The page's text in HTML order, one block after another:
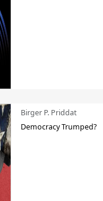
Birger P. Priddat
Democracy Trumped?